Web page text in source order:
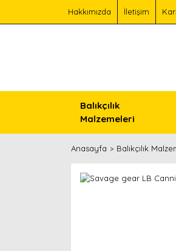
Hakkımızda İletişim
Balıkçılık
Malzemeleri
Anasayfa Balıkçılık